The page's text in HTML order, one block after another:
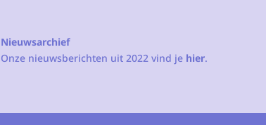
Nieuwsarchief
Onze nieuwsberichten uit 2022 vind je hier.